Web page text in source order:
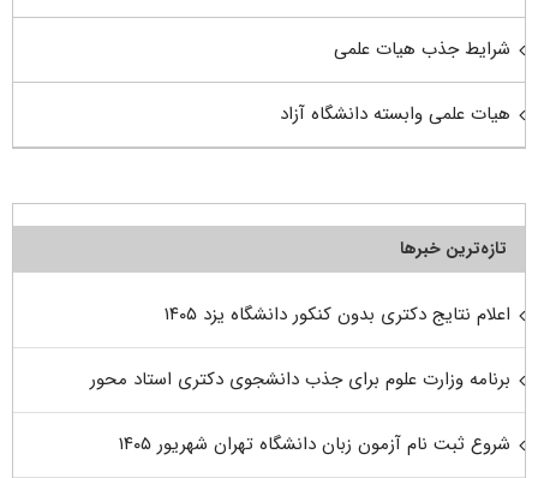
شرایط جذب هیات علمی
هیات علمی وابسته دانشگاه آزاد
تازه‌ترین خبرها
اعلام نتایج دکتری بدون کنکور دانشگاه یزد ۱۴۰۵
برنامه وزارت علوم برای جذب دانشجوی دکتری استاد محور
شروع ثبت نام آزمون زبان دانشگاه تهران شهریور ۱۴۰۵